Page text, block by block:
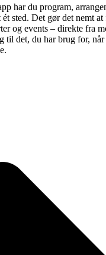
har du program,
sted. Det gør det nemt
og events – direkte fra
til det, du har brug for,